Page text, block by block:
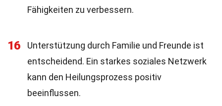
Fähigkeiten zu verbessern.
16
Unterstützung durch Familie und Freunde ist
entscheidend. Ein starkes soziales Netzwerk
kann den Heilungsprozess positiv
beeinflussen.